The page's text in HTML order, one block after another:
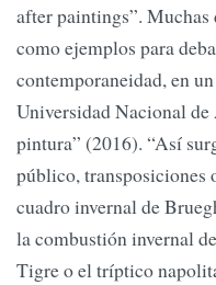
after paintings”. Muchas
como ejemplos para
contemporaneidad, en
Universidad Nacional
pintura” (2016). “Así
público, transposiciones
cuadro invernal de
la combustión invernal
Tigre o el tríptico